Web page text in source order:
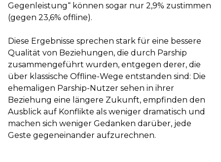
Gegenleistung“ können sogar nur 2,9% zustimmen
(gegen 23,6% offline).
Diese Ergebnisse sprechen stark für eine bessere
Qualität von Beziehungen, die durch Parship
zusammengeführt wurden, entgegen derer, die
über klassische Offline-Wege entstanden sind: Die
ehemaligen Parship-Nutzer sehen in ihrer
Beziehung eine längere Zukunft, empfinden den
Ausblick auf Konflikte als weniger dramatisch und
machen sich weniger Gedanken darüber, jede
Geste gegeneinander aufzurechnen.